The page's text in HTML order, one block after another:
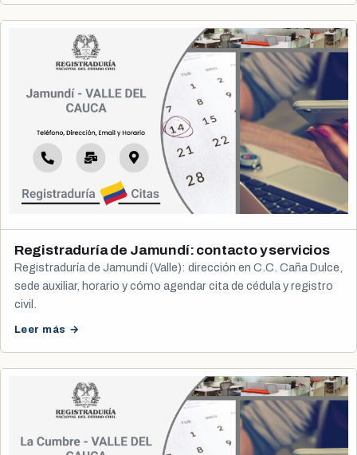
Registraduría de Jamundí: contacto y servicios
Registraduría de Jamundí (Valle): dirección en C.C. Caña Dulce,
sede auxiliar, horario y cómo agendar cita de cédula y registro
civil.
Leer más →